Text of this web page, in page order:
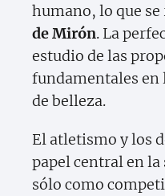
humano, lo que
de Mirón. La
estudio de las
fundamentales en
de belleza.
El atletismo y los
papel central en la
sólo como